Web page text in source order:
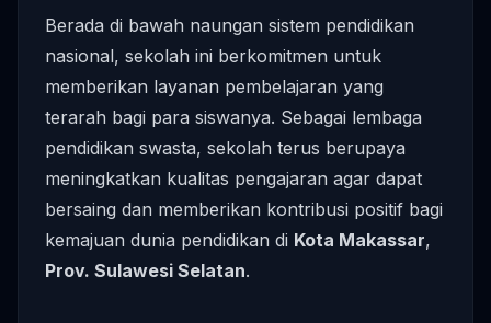
Berada di bawah naungan sistem pendidikan
nasional, sekolah ini berkomitmen untuk
memberikan layanan pembelajaran yang
terarah bagi para siswanya. Sebagai lembaga
pendidikan swasta, sekolah terus berupaya
meningkatkan kualitas pengajaran agar dapat
bersaing dan memberikan kontribusi positif bagi
kemajuan dunia pendidikan di Kota Makassar,
Prov. Sulawesi Selatan.